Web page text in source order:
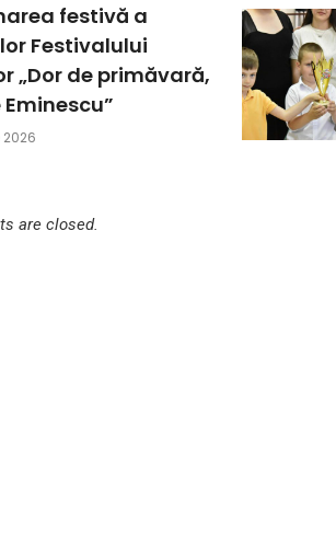
festivă a
Festivalului
„Dor de primăvară,
2026
are closed.